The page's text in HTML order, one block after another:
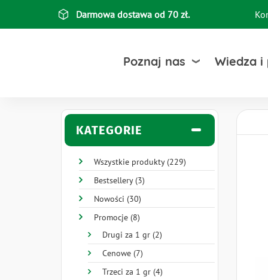
Darmowa dostawa od 70 zł.
Poznaj nas Wiedza i
KATEGORIE
Wszystkie produkty (229)
Bestsellery (3)
Nowości (30)
Promocje (8)
Drugi za 1 gr (2)
Cenowe (7)
Trzeci za 1 gr (4)